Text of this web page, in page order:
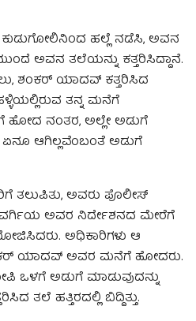
ಹಲ್ಲೆ ನಡೆಸಿ, ಅವನ
ಅವನ ತಲೆಯನ್ನು ಕತ್ತರಿಸಿದ್ದಾನೆ.
ಶಂಕರ್ ಯಾದವ್ ಕತ್ತರಿಸಿದ
ತನ್ನ ಮನೆಗೆ
ಹೋದ ನಂತರ, ಅಲ್ಲೇ ಅಡುಗೆ
ಆಗಿಲ್ಲವೆಂಬಂತೆ ಅಡುಗೆ
ತಲುಪಿತು, ಅವರು ಪೊಲೀಸ್
ಅವರ ನಿರ್ದೇಶನದ ಮೇರೆಗೆ
ಅಧಿಕಾರಿಗಳು ಆ
ಯಾದವ್ ಅವರ ಮನೆಗೆ ಹೋದರು.
ಒಳಗೆ ಅಡುಗೆ ಮಾಡುವುದನ್ನು
ತಲೆ ಹತ್ತಿರದಲ್ಲಿ ಬಿದ್ದಿತ್ತು.